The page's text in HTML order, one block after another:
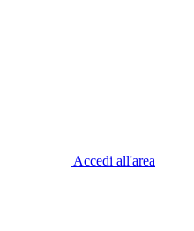
Accedi all'area